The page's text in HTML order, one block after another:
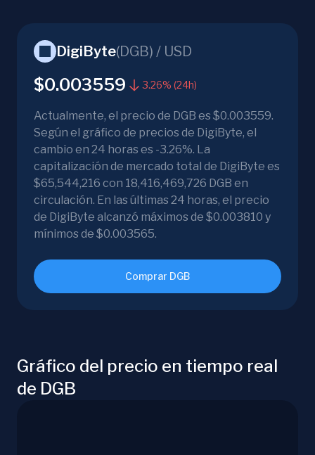
DigiByte(DGB) / USD
$0.003559 3.26% (24h)
Actualmente, el precio de DGB es $0.003559.
Según el gráfico de precios de DigiByte, el
cambio en 24 horas es -3.26%. La
capitalización de mercado total de DigiByte es
$65,544,216 con 18,416,469,726 DGB en
circulación. En las últimas 24 horas, el precio
de DigiByte alcanzó máximos de $0.003810 y
mínimos de $0.003565.
Comprar DGB
Gráfico del precio en tiempo real
de DGB